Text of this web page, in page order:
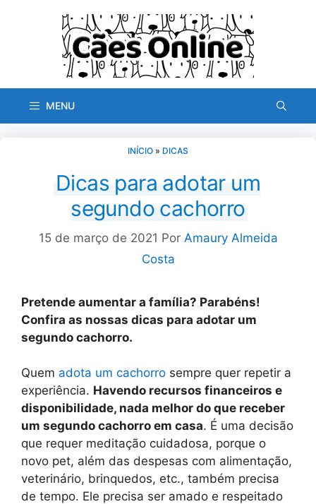
MENU
INÍCIO » DICAS
Dicas para adotar um
segundo cachorro
15 de março de 2021 Por Amaury Almeida
Costa
Pretende aumentar a família? Parabéns!
Confira as nossas dicas para adotar um
segundo cachorro.
Quem adota um cachorro sempre quer repetir a
experiência. Havendo recursos financeiros e
disponibilidade, nada melhor do que receber
um segundo cachorro em casa. É uma decisão
que requer meditação cuidadosa, porque o
novo pet, além das despesas com alimentação,
veterinário, brinquedos, etc., também precisa
de tempo. Ele precisa ser amado e respeitado